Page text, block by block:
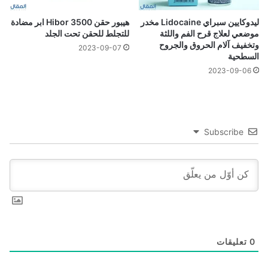
ليدوكايين سبراي Lidocaine مخدر
موضعي لعلاج قرح الفم واللثة
وتخفيف آلام الحروق والجروح
السطحية
2023-09-06
هيبور حقن Hibor 3500 ابر مضادة
للتجلط للحقن تحت الجلد
2023-09-07
Subscribe
0 تعليقات